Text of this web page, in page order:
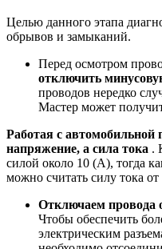
Целью данного этапа
обрывов и замыканий.
Перед осмотром
отключить
проводов нередко
Мастер может
Работая с автомобильной
напряжение, а сила тока .
силой около 10 (А), тогда
можно считать силу тока
Отключаем провода
Чтобы обеспечить
электрическим